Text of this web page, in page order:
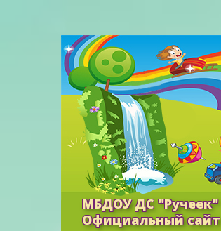
МБДОУ ДС "Ручеек"
Официальный сайт